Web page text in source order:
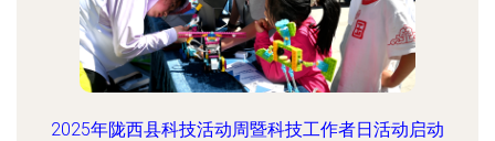
2025年陇西县科技活动周暨科技工作者日活动启动